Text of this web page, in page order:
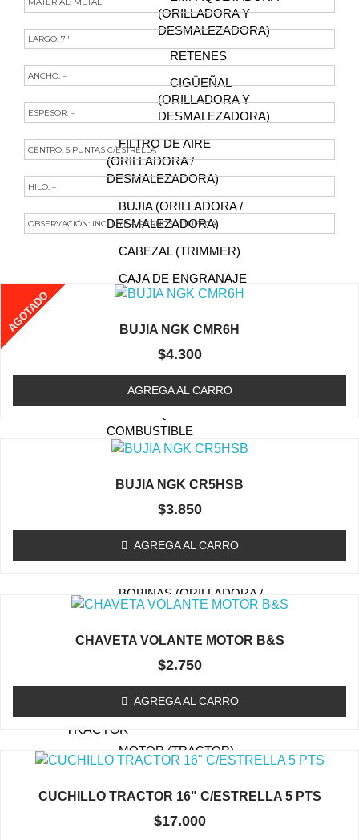
(ORILLADORA Y
DESMALEZADORA)
RETENES
CIGÜEÑAL
(ORILLADORA Y
DESMALEZADORA)
FILTRO DE AIRE
(ORILLADORA /
DESMALEZADORA)
BUJIA (ORILLADORA /
DESMALEZADORA)
CABEZAL (TRIMMER)
CAJA DE ENGRANAJE
(ORILLADORA /
(ORILLADORA/DESMALEZADORA)
COMBUSTIBLE
CARBURADOR
KIT MEMBRANA
CARBURADOR
BOBINAS (ORILLADORA /
DESMALEZADORA)
ACCESORIOS
OTROS (ORILLADORA
DESMALEZADORA)
TRACTOR
MOTOR (TRACTOR)
ANILLOS (TRACTOR)
BIELA (TRACTOR)
LARGO: 7″
ANCHO: –
ESPESOR: –
CENTRO: 5 PUNTAS C/ESTRELLA
HILO: –
OBSERVACIÓN: INCLUYE 4 PERNOS Y TUERCA
Te Podría Interesar
BUJIA NGK CMR6H
AGOTADO
$4.300
AGREGA AL CARRO
BUJIA NGK CR5HSB
$3.850
AGREGA AL CARRO
CHAVETA VOLANTE MOTOR B&S
$2.750
AGREGA AL CARRO
CUCHILLO TRACTOR 16" C/ESTRELLA 5 PTS
$17.000